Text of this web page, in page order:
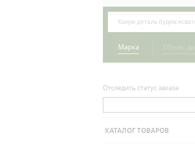
Марка
Отследить статус заказа
КАТАЛОГ ТОВАРОВ